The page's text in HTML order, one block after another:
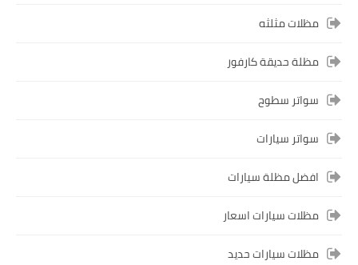
مظلات مثلثه
مظلة حديقة كارفور
سواتر سطوح
سواتر سيارات
افضل مظلة سيارات
مظلات سيارات اسعار
مظلات سيارات حديد